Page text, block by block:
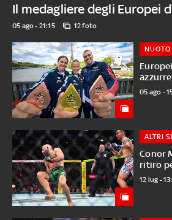
Il medagliere degli Europei
05 ago - 21:15 12 foto
NUOTO
05 ago -
Conor
ritiro
ALTRI
12 lug -